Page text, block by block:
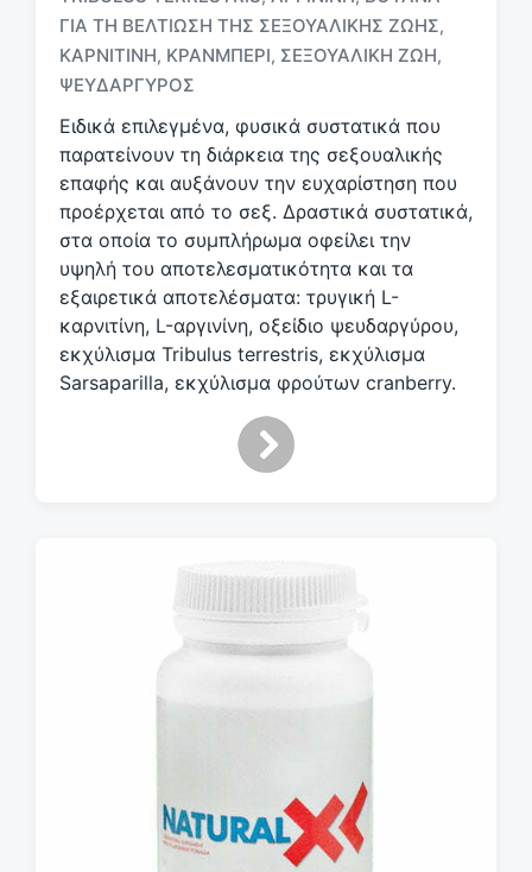
ε
ε
τ
κ
έ
τ
α
ΓΙΑ ΤΗ ΒΕΛΤΊΩΣΗ ΤΗΣ ΣΕΞΟΥΑΛΙΚΉΣ ΖΩΉΣ,
ΚΑΡΝΙΤΊΝΗ, ΚΡΆΝΜΠΕΡΙ, ΣΕΞΟΥΑΛΙΚΉ ΖΩΉ,
ΨΕΥΔΆΡΓΥΡΟΣ
Ειδικά επιλεγμένα, φυσικά συστατικά που
παρατείνουν τη διάρκεια της σεξουαλικής
επαφής και αυξάνουν την ευχαρίστηση που
προέρχεται από το σεξ. Δραστικά συστατικά,
στα οποία το συμπλήρωμα οφείλει την
υψηλή του αποτελεσματικότητα και τα
εξαιρετικά αποτελέσματα: τρυγική L-
καρνιτίνη, L-αργινίνη, οξείδιο ψευδαργύρου,
εκχύλισμα Tribulus terrestris, εκχύλισμα
Sarsaparilla, εκχύλισμα φρούτων cranberry.